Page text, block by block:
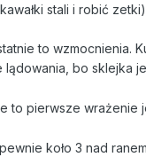
stali i robić zetki)
to wzmocnienia.
lądowania, bo sklejka
to pierwsze wrażenie
koło 3 nad ranem